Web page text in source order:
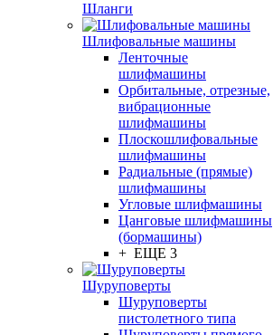
Шланги
Шлифовальные машины
Ленточные
шлифмашины
Орбитальные, отрезные,
вибрационные
шлифмашины
Плоскошлифовальные
шлифмашины
Радиальные (прямые)
шлифмашины
Угловые шлифмашины
Цанговые шлифмашины
(бормашины)
+ ЕЩЕ 3
Шуруповерты
Шуруповерты
пистолетного типа